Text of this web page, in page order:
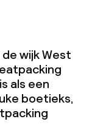
wijk West
als een
boetieks,